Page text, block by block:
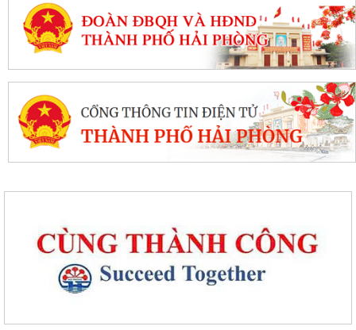
Quyết định về việc phê duyệt kết quả trúng đấu giá Quyền sử dụng đất
tại khu dân cư Liễu Tràng,...